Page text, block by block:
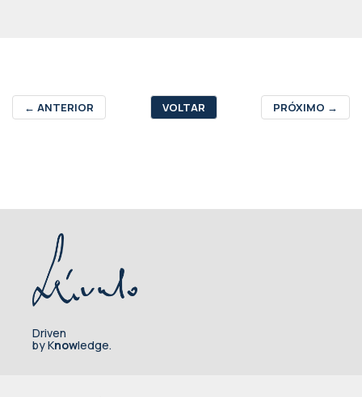
← ANTERIOR VOLTAR PRÓXIMO →
Driven
by Knowledge.